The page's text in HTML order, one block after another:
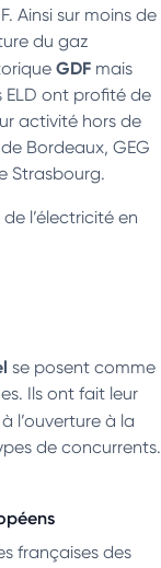
Ainsi sur moins de
du gaz
GDF mais
ELD ont profité de
activité hors de
Bordeaux, GEG
Strasbourg.
l’électricité en
se posent comme
Ils ont fait leur
l’ouverture à la
de concurrents.
françaises des